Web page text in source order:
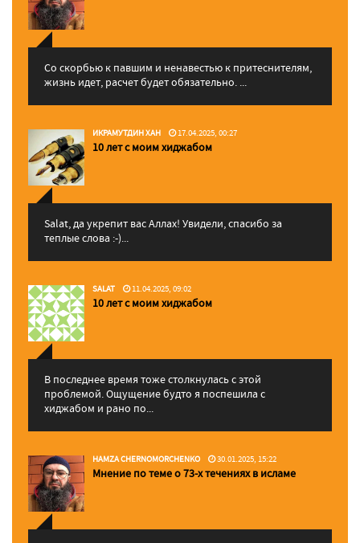
Со скорбью к павшим и ненавестью к притеснителям,
жизнь идет, расчет будет обязательно. ...
ИКРАМУТДИН ХАН 17.04.2025, 00:27
10 лет с моим хиджабом
Salat, да укрепит вас Аллаx! Увидели, спасибо за
теплые слова :-)...
SALAT 11.04.2025, 09:02
10 лет с моим хиджабом
В последнее время тоже столкнулась с этой
проблемой. Ощущение будто я поспешила с
хиджабом и рано по...
HAMZA CHERNOMORCHENKO 30.01.2025, 15:22
Мнение по теме о 73-х течениях в исламе